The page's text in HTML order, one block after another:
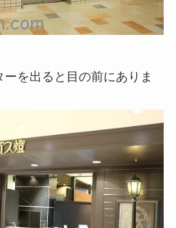
を出ると目の前にありま